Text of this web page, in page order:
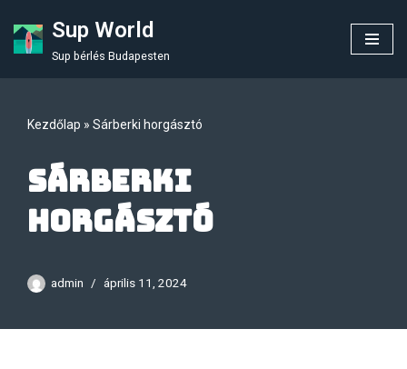
Skip
Sup World
Sup bérlés Budapesten
Kezdőlap » Sárberki horgásztó
Sárberki
horgásztó
admin április 11, 2024